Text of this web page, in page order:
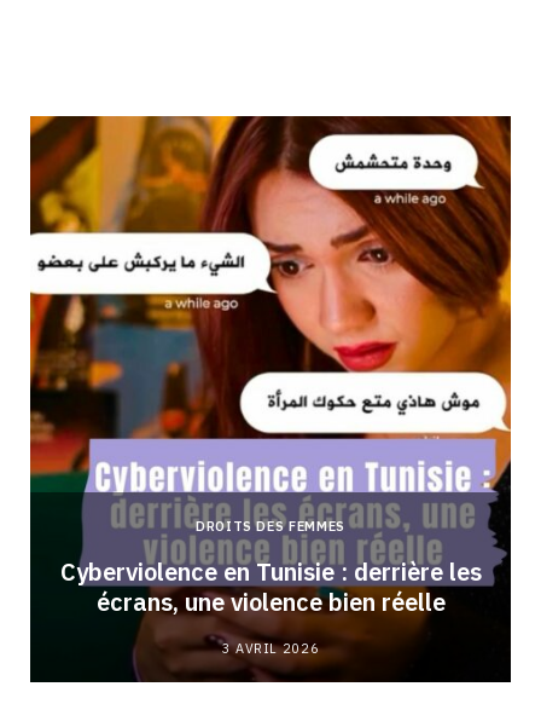
DROITS DES FEMMES
Cyberviolence en Tunisie : derrière les
écrans, une violence bien réelle
3 AVRIL 2026